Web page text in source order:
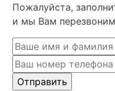
Пожалуйста,
и мы Вам